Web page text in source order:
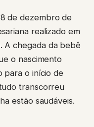
de dezembro de
realizado em
A chegada da bebê
o nascimento
para o início de
transcorreu
estão saudáveis.